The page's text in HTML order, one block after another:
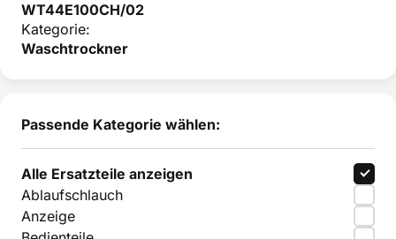
WT44E100CH/02
Kategorie:
Waschtrockner
Passende Kategorie wählen:
Alle Ersatzteile anzeigen
Ablaufschlauch
Anzeige